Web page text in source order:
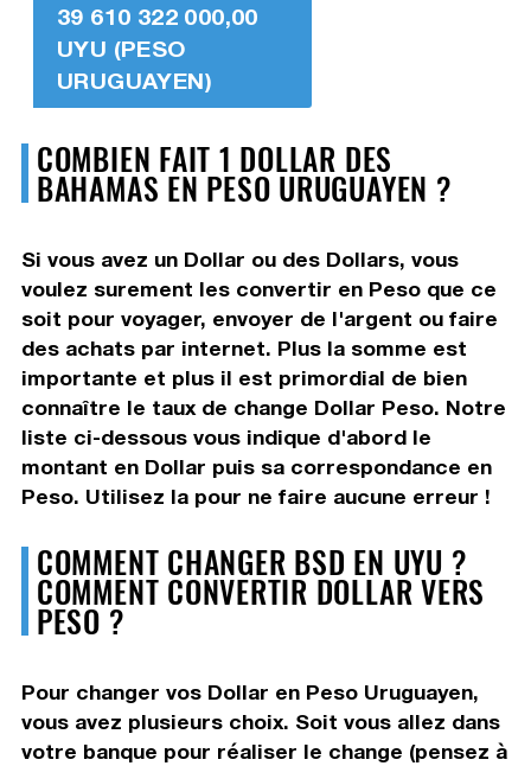
39 610 322 000,00
UYU (PESO
URUGUAYEN)
COMBIEN FAIT 1 DOLLAR DES
BAHAMAS EN PESO URUGUAYEN ?
Si vous avez un Dollar ou des Dollars, vous
voulez surement les convertir en Peso que ce
soit pour voyager, envoyer de l'argent ou faire
des achats par internet. Plus la somme est
importante et plus il est primordial de bien
connaître le taux de change Dollar Peso. Notre
liste ci-dessous vous indique d'abord le
montant en Dollar puis sa correspondance en
Peso. Utilisez la pour ne faire aucune erreur !
COMMENT CHANGER BSD EN UYU ?
COMMENT CONVERTIR DOLLAR VERS
PESO ?
Pour changer vos Dollar en Peso Uruguayen,
vous avez plusieurs choix. Soit vous allez dans
votre banque pour réaliser le change (pensez à